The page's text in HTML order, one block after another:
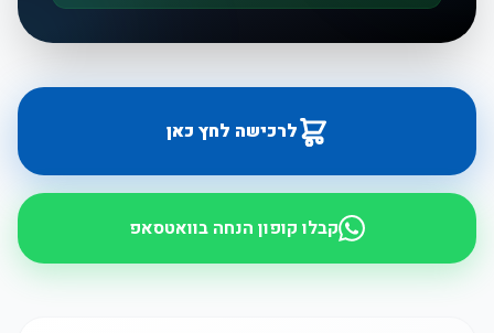
לרכישה לחץ כאן
קבלו קופון הנחה בוואטסאפ